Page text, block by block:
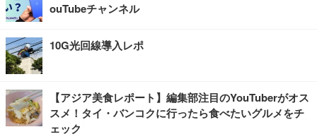
ouTubeチャンネル
10G光回線導入レポ
【アジア美食レポート】編集部注目のYouTuberがオス
スメ！タイ・バンコクに行ったら食べたいグルメをチ
ェック